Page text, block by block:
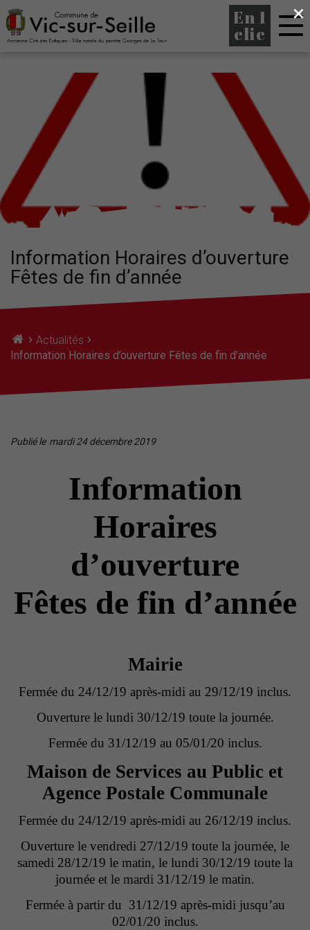
En 1
clic
Information Horaires d’ouverture
Fêtes de fin d’année
› Actualités ›
Information Horaires d’ouverture Fêtes de fin d’année
Publié le mardi 24 décembre 2019
Information
Horaires
d’ouverture
Fêtes de fin d’année
Mairie
Fermée du 24/12/19 après-midi au 29/12/19 inclus.
Ouverture le lundi 30/12/19 toute la journée.
Fermée du 31/12/19 au 05/01/20 inclus.
Maison de Services au Public et
Agence Postale Communale
Fermée du 24/12/19 après-midi au 26/12/19 inclus.
Ouverture le vendredi 27/12/19 toute la journée, le
samedi 28/12/19 le matin, le lundi 30/12/19 toute la
journée et le mardi 31/12/19 le matin.
Fermée à partir du 31/12/19 après-midi jusqu’au
02/01/20 inclus.
×